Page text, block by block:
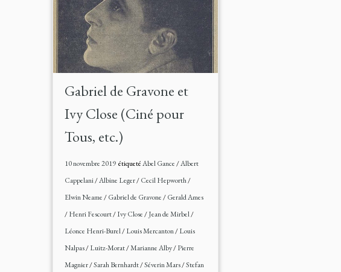
Gabriel de Gravone et
Ivy Close (Ciné pour
Tous, etc.)
10 novembre 2019 étiquetéAbel Gance/Albert
Cappelani/Albine Leger/Cecil Hepworth/
Elwin Neame/Gabriel de Gravone/Gerald Ames
/Henri Fescourt/Ivy Close/Jean de Mirbel/
Léonce Henri-Burel/Louis Mercanton/Louis
Nalpas/Luitz-Morat/Marianne Alby/Pierre
Magnier/Sarah Bernhardt/Séverin Mars/Stefan